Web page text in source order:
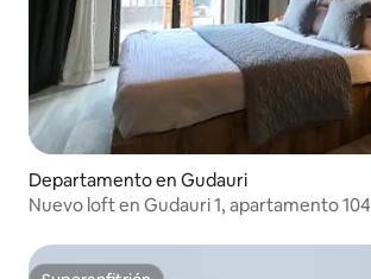
Departamento en Gudauri
Nuevo loft en Gudauri 1, apartamento 104